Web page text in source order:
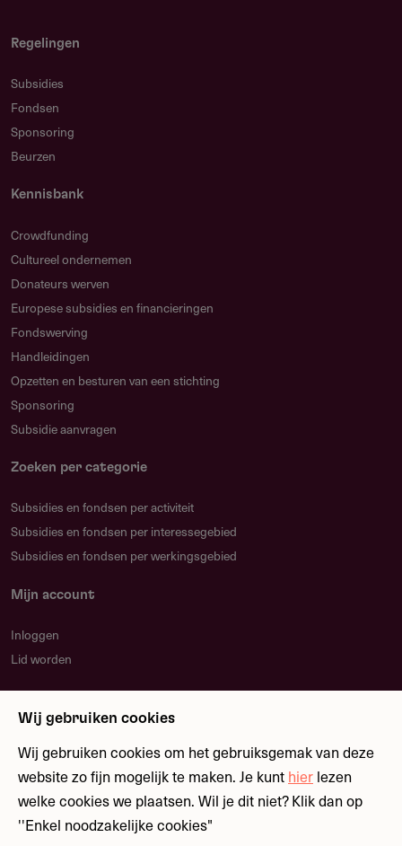
Regelingen
Subsidies
Fondsen
Sponsoring
Beurzen
Kennisbank
Crowdfunding
Cultureel ondernemen
Donateurs werven
Europese subsidies en financieringen
Fondswerving
Handleidingen
Opzetten en besturen van een stichting
Sponsoring
Subsidie aanvragen
Zoeken per categorie
Subsidies en fondsen per activiteit
Subsidies en fondsen per interessegebied
Subsidies en fondsen per werkingsgebied
Mijn account
Inloggen
Lid worden
Blijf op de hoogte over nieuwe regelingen en
fondsen
Meld je aan
Wij gebruiken cookies
Wij gebruiken cookies om het gebruiksgemak van deze
website zo fijn mogelijk te maken. Je kunt hier lezen
welke cookies we plaatsen. Wil je dit niet? Klik dan op
''Enkel noodzakelijke cookies"